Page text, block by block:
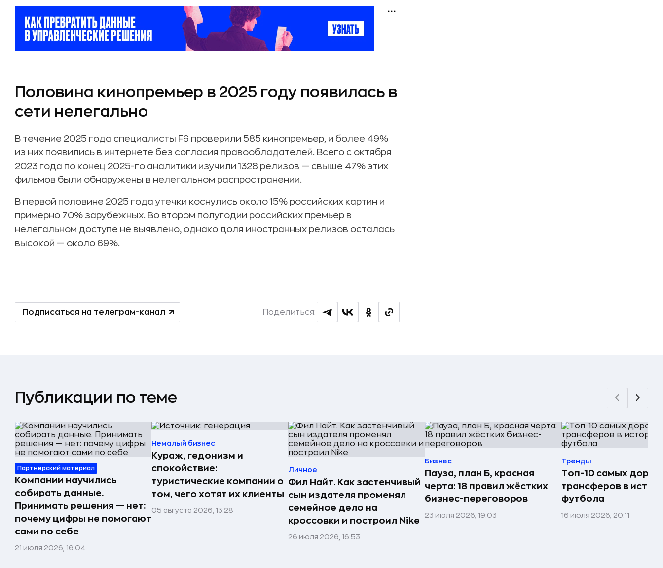
Половина кинопремьер в 2025 году появилась в
сети нелегально
В течение 2025 года специалисты F6 проверили 585 кинопремьер, и более 49%
из них появились в интернете без согласия правообладателей. Всего с октября
2023 года по конец 2025-го аналитики изучили 1328 релизов — свыше 47% этих
фильмов были обнаружены в нелегальном распространении.
В первой половине 2025 года утечки коснулись около 15% российских картин и
примерно 70% зарубежных. Во втором полугодии российских премьер в
нелегальном доступе не выявлено, однако доля иностранных релизов осталась
высокой — около 69%.
Подписаться на телеграм-канал Поделиться:
Публикации по теме
Партнёрский материал
Компании научились
собирать данные.
Принимать решения — нет:
почему цифры не помогают
сами по себе
21 июля 2026, 16:04
Немалый бизнес
Кураж, гедонизм и
спокойствие:
туристические компании о
том, чего хотят их клиенты
05 августа 2026, 13:28
Личное
Фил Найт. Как застенчивый
сын издателя променял
семейное дело на
кроссовки и построил Nike
26 июля 2026, 16:53
Бизнес
Пауза, план Б, красная
черта: 18 правил жёстких
бизнес-переговоров
23 июля 2026, 19:03
Тренды
Топ-10 самых
трансферов в
футбола
16 июля 2026, 20:11